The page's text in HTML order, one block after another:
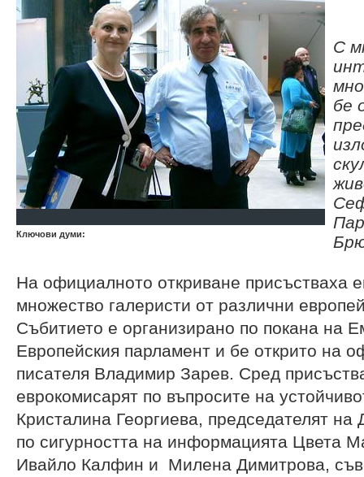
Ключови думи:
С
бе
На официалното откриване присъстваха
множество галеристи от различни
Събитието е организирано по покана на
Европейския парламент и бе открито на
писателя Владимир Зарев. Сред
еврокомисарят по въпросите на
Кристалина Георгиева, председателят
по сигурността на информацията Цвета
Ивайло Калфин и Милена Димитрова,